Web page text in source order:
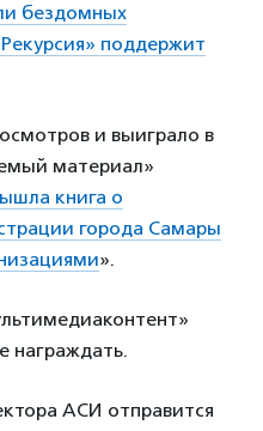
бездомных
поддержит
и выиграло в
материал»
книга о
города Самары
».
награждать.
АСИ отправится